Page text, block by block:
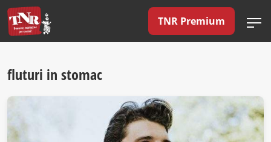
TNR Premium
fluturi in stomac